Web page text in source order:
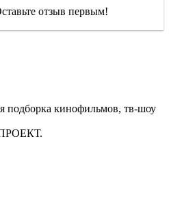
отзыв первым!
подборка кинофильмов, тв-шоу